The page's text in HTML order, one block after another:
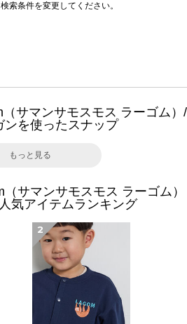
索条件を変更してください。
サマンサモスモス ラーゴム）/
ンを使ったスナップ
もっと見る
サマンサモスモス ラーゴム）
気アイテムランキング
2